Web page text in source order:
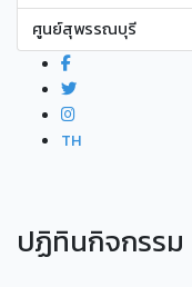
ศูนย์สุพรรณบุรี
TH
ปฏิทินกิจกรรม